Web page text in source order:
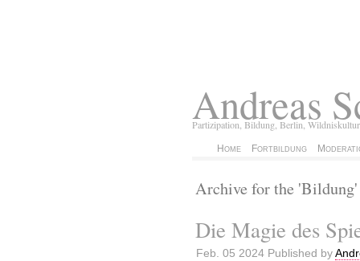
Andreas
Partizipation, Bildung, Berlin, Wildniskultur
Home Fortbildung
Archive for the
Die Magie des
Feb. 05 2024 Published by